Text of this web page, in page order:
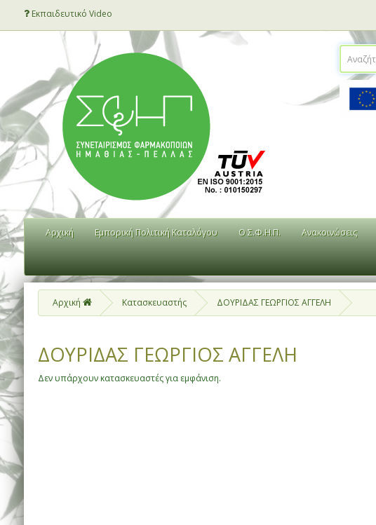
Εκπαιδευτικό Video
Αρχική Εμπορική Πολιτική Καταλόγου Ο Σ.Φ.Η.Π. Ανακοινώσεις
Αρχική Κατασκευαστής ΔΟΥΡΙΔΑΣ ΓΕΩΡΓΙΟΣ ΑΓΓΕΛΗ
ΔΟΥΡΙΔΑΣ ΓΕΩΡΓΙΟΣ ΑΓΓΕΛΗ
Δεν υπάρχουν κατασκευαστές για εμφάνιση.